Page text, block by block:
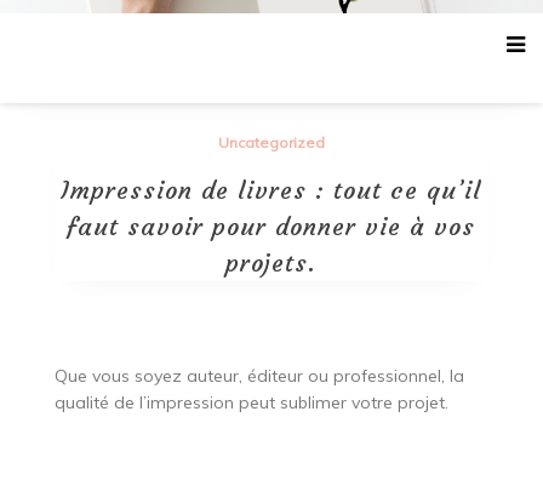
Uncategorized
Impression de livres : tout ce qu’il
faut savoir pour donner vie à vos
projets.
Que vous soyez auteur, éditeur ou professionnel, la
qualité de l’impression peut sublimer votre projet.